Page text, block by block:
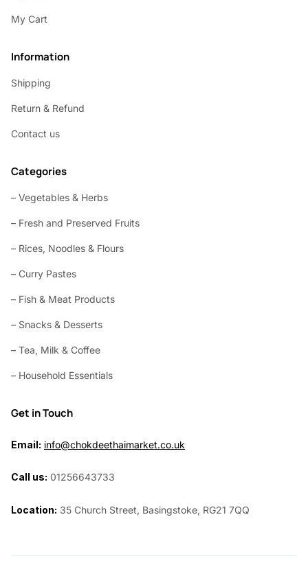
My Cart
Information
Shipping
Return & Refund
Contact us
Categories
– Vegetables & Herbs
– Fresh and Preserved Fruits
– Rices, Noodles & Flours
– Curry Pastes
– Fish & Meat Products
– Snacks & Desserts
– Tea, Milk & Coffee
– Household Essentials
Get in Touch
Email: info@chokdeethaimarket.co.uk
Call us: 01256643733
Location: 35 Church Street, Basingstoke, RG21 7QQ